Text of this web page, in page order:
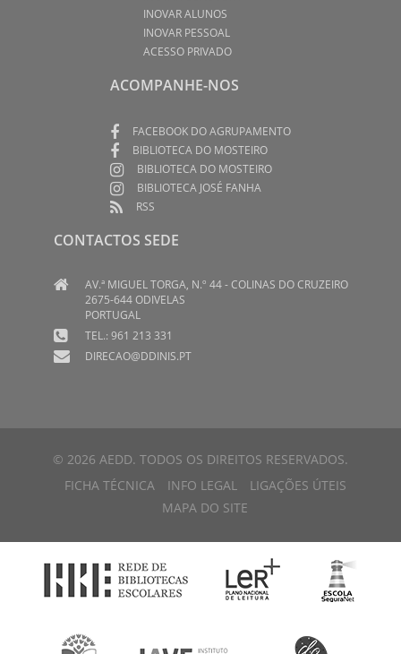
INOVAR ALUNOS
INOVAR PESSOAL
ACESSO PRIVADO
ACOMPANHE-NOS
FACEBOOK DO AGRUPAMENTO
BIBLIOTECA DO MOSTEIRO
BIBLIOTECA DO MOSTEIRO
BIBLIOTECA JOSÉ FANHA
RSS
CONTACTOS SEDE
AV.ª MIGUEL TORGA, N.º 44 - COLINAS DO CRUZEIRO
2675-644 ODIVELAS
PORTUGAL
TEL.: 961 213 331
DIRECAO@DDINIS.PT
© 2026 AEDD. TODOS OS DIREITOS RESERVADOS.
FICHA TÉCNICA
INFO LEGAL
LIGAÇÕES ÚTEIS
MAPA DO SITE